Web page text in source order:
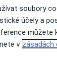
soubory
účely a
v zásadách